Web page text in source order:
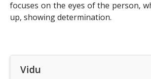
focuses on the eyes of the person,
up, showing determination.
Vidu